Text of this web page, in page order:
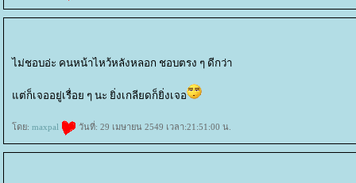
ไม่ชอบอ่ะ คนหน้าไหว้หลังหลอก ชอบตรง ๆ ดีกว่า
ต่ก็เจออยู่เรื่อย ๆ นะ ยิ่งเกลียดก็ยิ่งเจอ
ดย: maxpal วันที่: 29 เมษายน 2549 เวลา:21:51:00 น.